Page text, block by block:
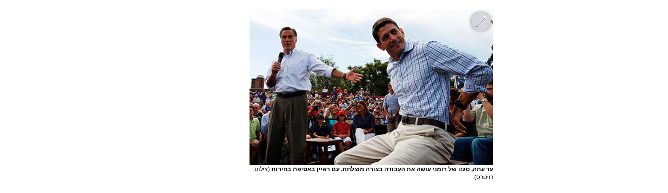
עד עתה, סגנו של רומני עושה את העבודה בצורה מוצלחת. עם ראיין באסיפת בחירות (צילום:
רויטרס)